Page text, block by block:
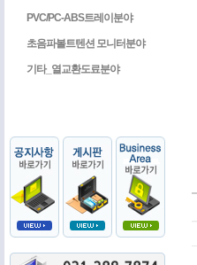
PVC/PC-ABS트레이분야
초음파볼트텐션 모니터분야
기타_열교환도료분야